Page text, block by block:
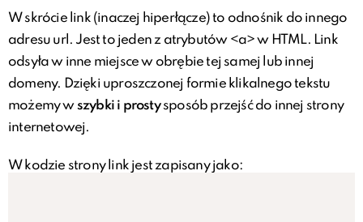
W skrócie link (inaczej hiperłącze) to odnośnik do innego
adresu url. Jest to jeden z atrybutów <a> w HTML. Link
odsyła w inne miejsce w obrębie tej samej lub innej
domeny. Dzięki uproszczonej formie klikalnego tekstu
możemy wszybki i prostysposób przejść do innej strony
internetowej.
W kodzie strony link jest zapisany jako: